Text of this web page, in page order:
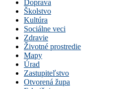
Doprava
Školstvo
Kultúra
Sociálne veci
Zdravie
Životné prostredie
Mapy
Úrad
Zastupiteľstvo
Otvorená župa